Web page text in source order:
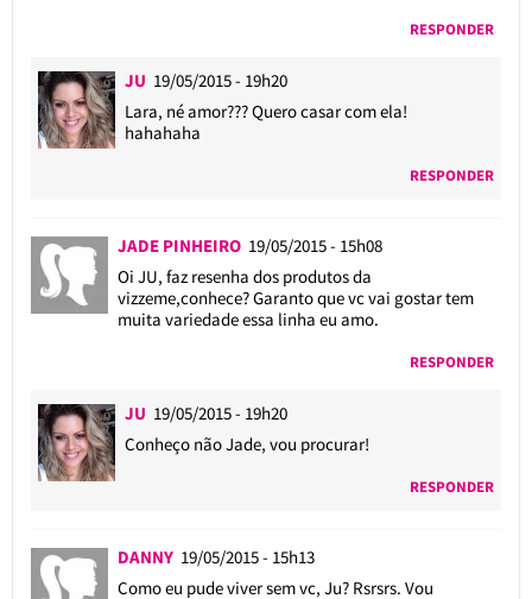
RESPONDER
JU 19/05/2015 - 19h20
Lara, né amor??? Quero casar com ela!
hahahaha
RESPONDER
JADE PINHEIRO 19/05/2015 - 15h08
Oi JU, faz resenha dos produtos da
vizzeme,conhece? Garanto que vc vai gostar tem
muita variedade essa linha eu amo.
RESPONDER
JU 19/05/2015 - 19h20
Conheço não Jade, vou procurar!
RESPONDER
DANNY 19/05/2015 - 15h13
Como eu pude viver sem vc, Ju? Rsrsrs. Vou